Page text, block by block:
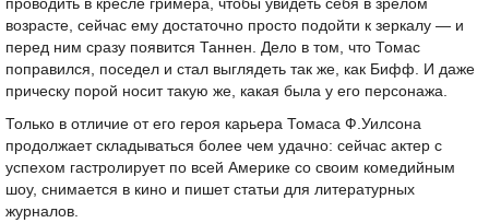
проводить в кресле гримера, чтобы увидеть себя в зрелом
возрасте, сейчас ему достаточно просто подойти к зеркалу — и
перед ним сразу появится Таннен. Дело в том, что Томас
поправился, поседел и стал выглядеть так же, как Бифф. И даже
прическу порой носит такую же, какая была у его персонажа.
Только в отличие от его героя карьера Томаса Ф.Уилсона
продолжает складываться более чем удачно: сейчас актер с
успехом гастролирует по всей Америке со своим комедийным
шоу, снимается в кино и пишет статьи для литературных
журналов.